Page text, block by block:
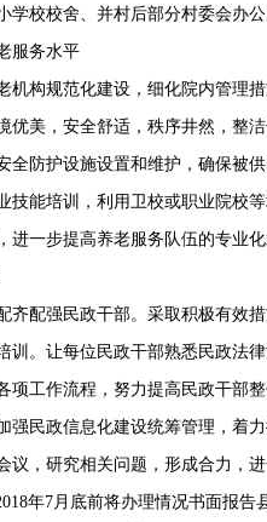
校校舍、并村后部分村委会办
服务水平
机构规范化建设，细化院内管理
优美，安全舒适，秩序井然，整
全防护设施设置和维护，确保被
能培训，利用卫校或职业院校
一步提高养老服务队伍的专业化
齐配强民政干部。采取积极有效
训。让每位民政干部熟悉民政法
工作流程，努力提高民政干部
强民政信息化建设统筹管理，着
，研究相关问题，形成合力，进
年7月底前将办理情况书面报告